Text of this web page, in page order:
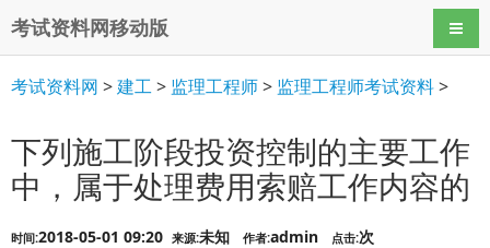
考试资料网移动版 导航
考试资料网 >建工> 监理工程师> 监理工程师考试资料>
下列施工阶段投资控制的主要工作
中，属于处理费用索赔工作内容的
时间:2018-05-01 09:20 来源:未知 作者:admin 点击:次